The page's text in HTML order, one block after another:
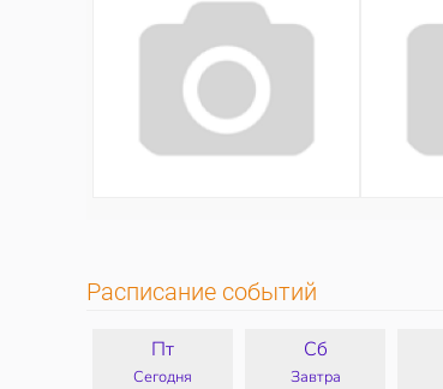
Расписание событий
Пт
Сегодня
Сб
Завтра